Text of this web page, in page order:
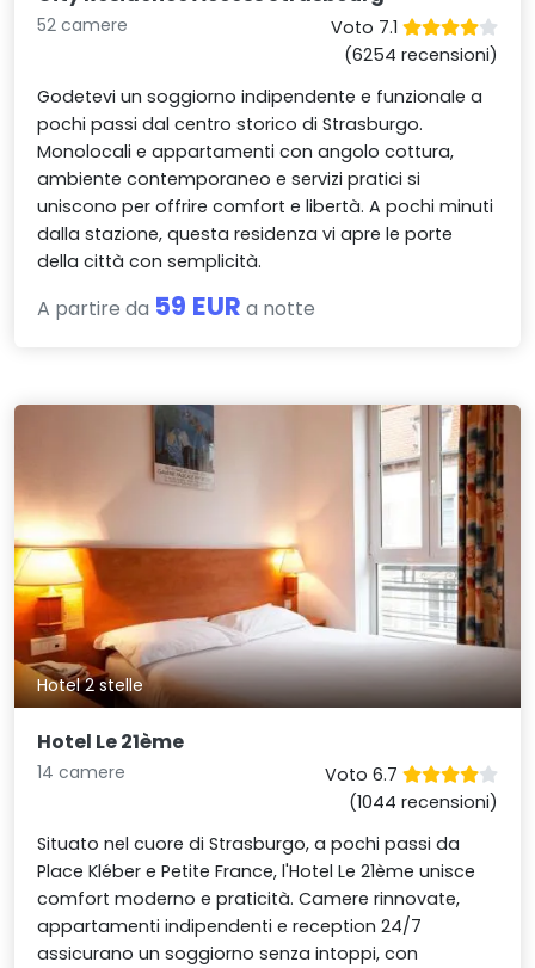
52 camere
Voto 7.1
(6254 recensioni)
Godetevi un soggiorno indipendente e funzionale a
pochi passi dal centro storico di Strasburgo.
Monolocali e appartamenti con angolo cottura,
ambiente contemporaneo e servizi pratici si
uniscono per offrire comfort e libertà. A pochi minuti
dalla stazione, questa residenza vi apre le porte
della città con semplicità.
A partire da 59 EUR a notte
Hotel 2 stelle
Hotel Le 21ème
14 camere
Voto 6.7
(1044 recensioni)
Situato nel cuore di Strasburgo, a pochi passi da
Place Kléber e Petite France, l'Hotel Le 21ème unisce
comfort moderno e praticità. Camere rinnovate,
appartamenti indipendenti e reception 24/7
assicurano un soggiorno senza intoppi, con